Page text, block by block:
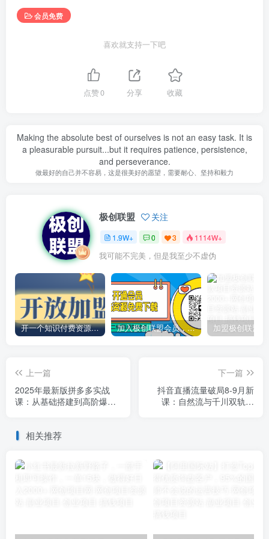
会员免费
喜欢就支持一下吧
点赞0 分享 收藏
Making the absolute best of ourselves is not an easy task. It is
a pleasurable pursuit...but it requires patience, persistence,
and perseverance.
做最好的自己并不容易，这是很美好的愿望，需要耐心、坚持和毅力
极创联盟 关注
1.9W+ 0 3 1114W+
我可能不完美，但是我至少不虚伪
开一个知识付费资源网站，小白也能日入1000+ 加入极创联盟会员，全站资源免费学习。
上一篇
2025年最新版拼多多实战
课：从基础搭建到高阶爆款
下一篇
抖音直播流量破局8-9月新
课：自然流与千川双轨运
相关推荐